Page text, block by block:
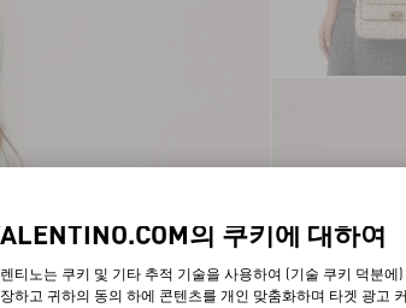
의 쿠키에 대하여
티노는 쿠키 및 기타 추적 기술을 사용하여 (기술 쿠키 덕분에
하고 귀하의 동의 하에 콘텐츠를 개인 맞춤화하며 타겟 광고